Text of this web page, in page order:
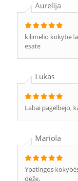
Aurelija
kilimėlio kokybė
esate
Lukas
Labai pagelbėjo,
Mariola
Ypatingos
dėžę.